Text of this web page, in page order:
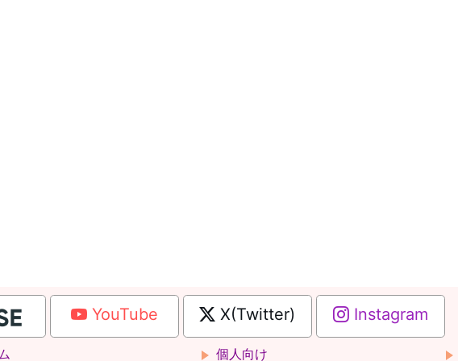
YouTube X(Twitter) Instagram
個人向け